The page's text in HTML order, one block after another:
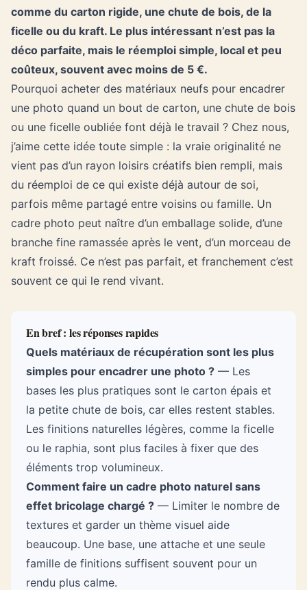
comme du carton rigide, une chute de bois, de la
ficelle ou du kraft. Le plus intéressant n’est pas la
déco parfaite, mais le réemploi simple, local et peu
coûteux, souvent avec moins de 5 €.
Pourquoi acheter des matériaux neufs pour encadrer
une photo quand un bout de carton, une chute de bois
ou une ficelle oubliée font déjà le travail ? Chez nous,
j’aime cette idée toute simple : la vraie originalité ne
vient pas d’un rayon loisirs créatifs bien rempli, mais
du réemploi de ce qui existe déjà autour de soi,
parfois même partagé entre voisins ou famille. Un
cadre photo peut naître d’un emballage solide, d’une
branche fine ramassée après le vent, d’un morceau de
kraft froissé. Ce n’est pas parfait, et franchement c’est
souvent ce qui le rend vivant.
En bref : les réponses rapides
Quels matériaux de récupération sont les plus
simples pour encadrer une photo ? — Les
bases les plus pratiques sont le carton épais et
la petite chute de bois, car elles restent stables.
Les finitions naturelles légères, comme la ficelle
ou le raphia, sont plus faciles à fixer que des
éléments trop volumineux.
Comment faire un cadre photo naturel sans
effet bricolage chargé ? — Limiter le nombre de
textures et garder un thème visuel aide
beaucoup. Une base, une attache et une seule
famille de finitions suffisent souvent pour un
rendu plus calme.